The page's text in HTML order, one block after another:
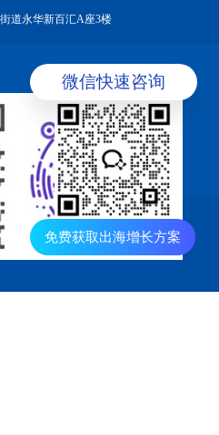
微信快速咨询
免费获取出海增长方案
道永华新百汇A座3楼